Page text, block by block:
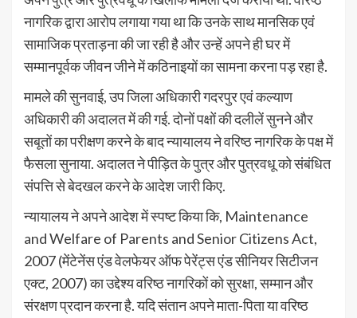
नागरिक द्वारा आरोप लगाया गया था कि उनके साथ मानसिक एवं
सामाजिक प्रताड़ना की जा रही है और उन्हें अपने ही घर में
सम्मानपूर्वक जीवन जीने में कठिनाइयों का सामना करना पड़ रहा है.
मामले की सुनवाई, उप जिला अधिकारी गदरपुर एवं कल्याण
अधिकारी की अदालत में की गई. दोनों पक्षों की दलीलें सुनने और
सबूतों का परीक्षण करने के बाद न्यायालय ने वरिष्ठ नागरिक के पक्ष में
फैसला सुनाया. अदालत ने पीड़ित के पुत्र और पुत्रवधू को संबंधित
संपत्ति से बेदखल करने के आदेश जारी किए.
न्यायालय ने अपने आदेश में स्पष्ट किया कि, Maintenance
and Welfare of Parents and Senior Citizens Act,
2007 (मेंटेनेंस एंड वेलफेयर ऑफ पेरेंट्स एंड सीनियर सिटीजन
एक्ट, 2007) का उद्देश्य वरिष्ठ नागरिकों को सुरक्षा, सम्मान और
संरक्षण प्रदान करना है. यदि संतान अपने माता-पिता या वरिष्ठ